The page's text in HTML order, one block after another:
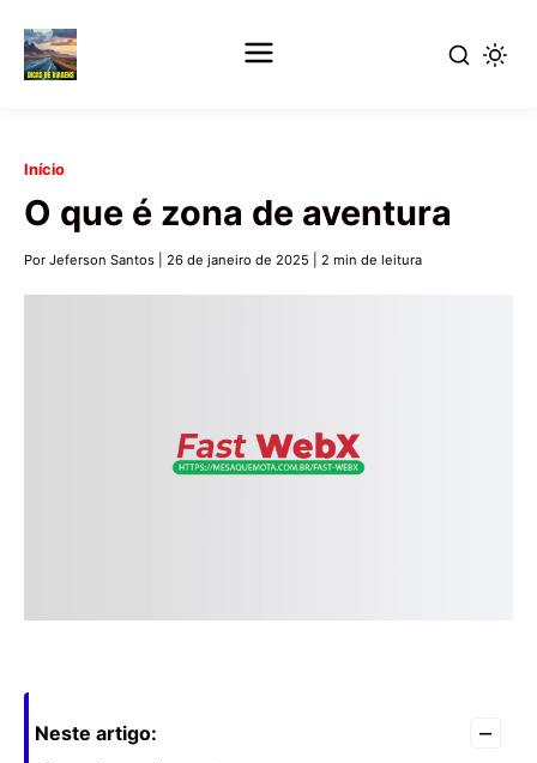
Pular
para
conteúdo
principal
Início
O que é zona de aventura
Por Jeferson Santos 26 de janeiro de 2025 2 min de leitura
Neste artigo: –